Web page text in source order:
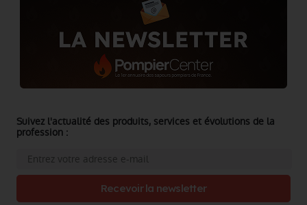
Suivez l'actualité des produits, services et évolutions de la
profession :
Recevoir la newsletter